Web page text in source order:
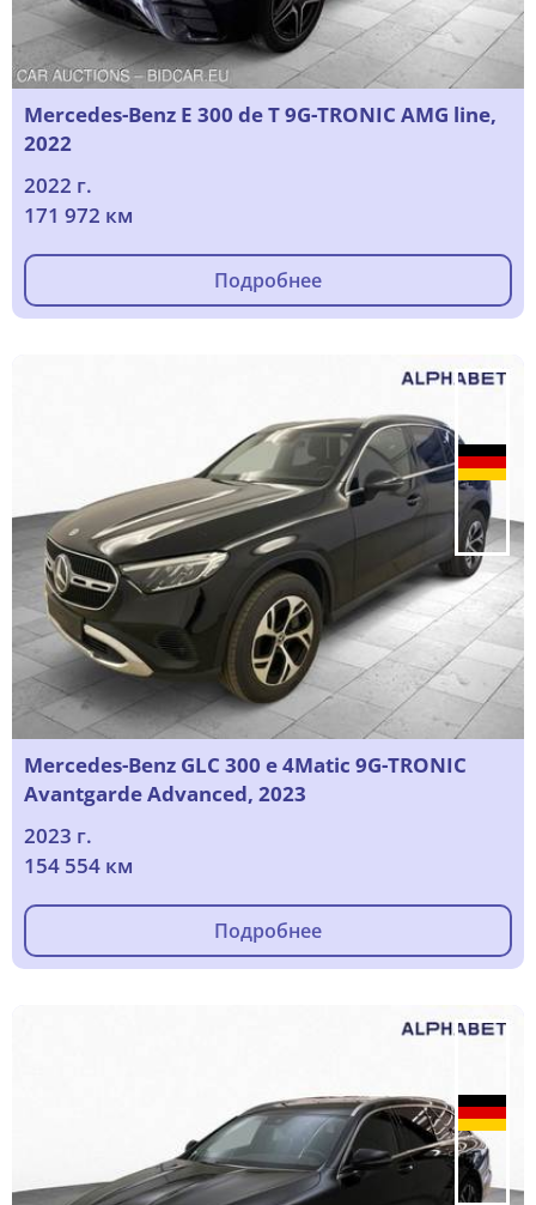
Mercedes-Benz E 300 de T 9G-TRONIC AMG line,
2022
2022 г.
171 972 км
Подробнее
Mercedes-Benz GLC 300 e 4Matic 9G-TRONIC
Avantgarde Advanced, 2023
2023 г.
154 554 км
Подробнее